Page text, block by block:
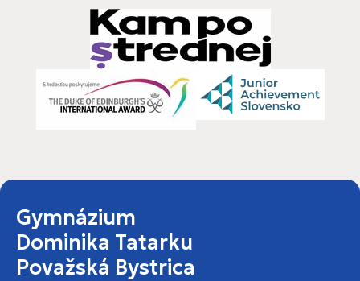
Gymnázium
Dominika Tatarku
Považská Bystrica